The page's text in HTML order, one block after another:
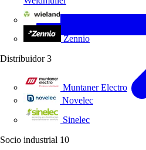
Zennio
Distribuidor 3
Muntaner Electro
Novelec
Sinelec
Socio industrial 10